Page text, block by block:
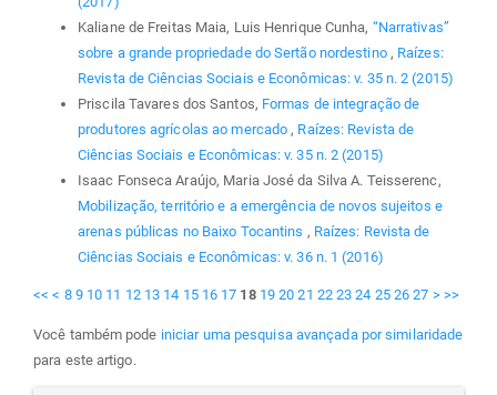
Kaliane de Freitas Maia, Luis Henrique Cunha, “Narrativas”
sobre a grande propriedade do Sertão nordestino , Raízes:
Revista de Ciências Sociais e Econômicas: v. 35 n. 2 (2015)
Priscila Tavares dos Santos, Formas de integração de
produtores agrícolas ao mercado , Raízes: Revista de
Ciências Sociais e Econômicas: v. 35 n. 2 (2015)
Isaac Fonseca Araújo, Maria José da Silva A. Teisserenc,
Mobilização, território e a emergência de novos sujeitos e
arenas públicas no Baixo Tocantins , Raízes: Revista de
Ciências Sociais e Econômicas: v. 36 n. 1 (2016)
<< < 8 9 10 11 12 13 14 15 16 17 18 19 20 21 22 23 24 25 26 27 > >>
Você também pode iniciar uma pesquisa avançada por similaridade
para este artigo.